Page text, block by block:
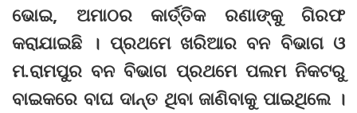
ଭୋଇ, ଅମାଠର କାର୍ତ୍ତିକ ରଣାଙ୍କୁ ଗିରଫ
କରାଯାଇଛି । ପ୍ରଥମେ ଖରିଆର ବନ ବିଭାଗ ଓ
ମ.ରାମପୁର ବନ ବିଭାଗ ପ୍ରଥମେ ପଲମ ନିକଟରୁ
ବାଇକରେ ବାଘ ଦାନ୍ତ ଥିବା ଜାଣିବାକୁ ପାଇଥିଲେ ।